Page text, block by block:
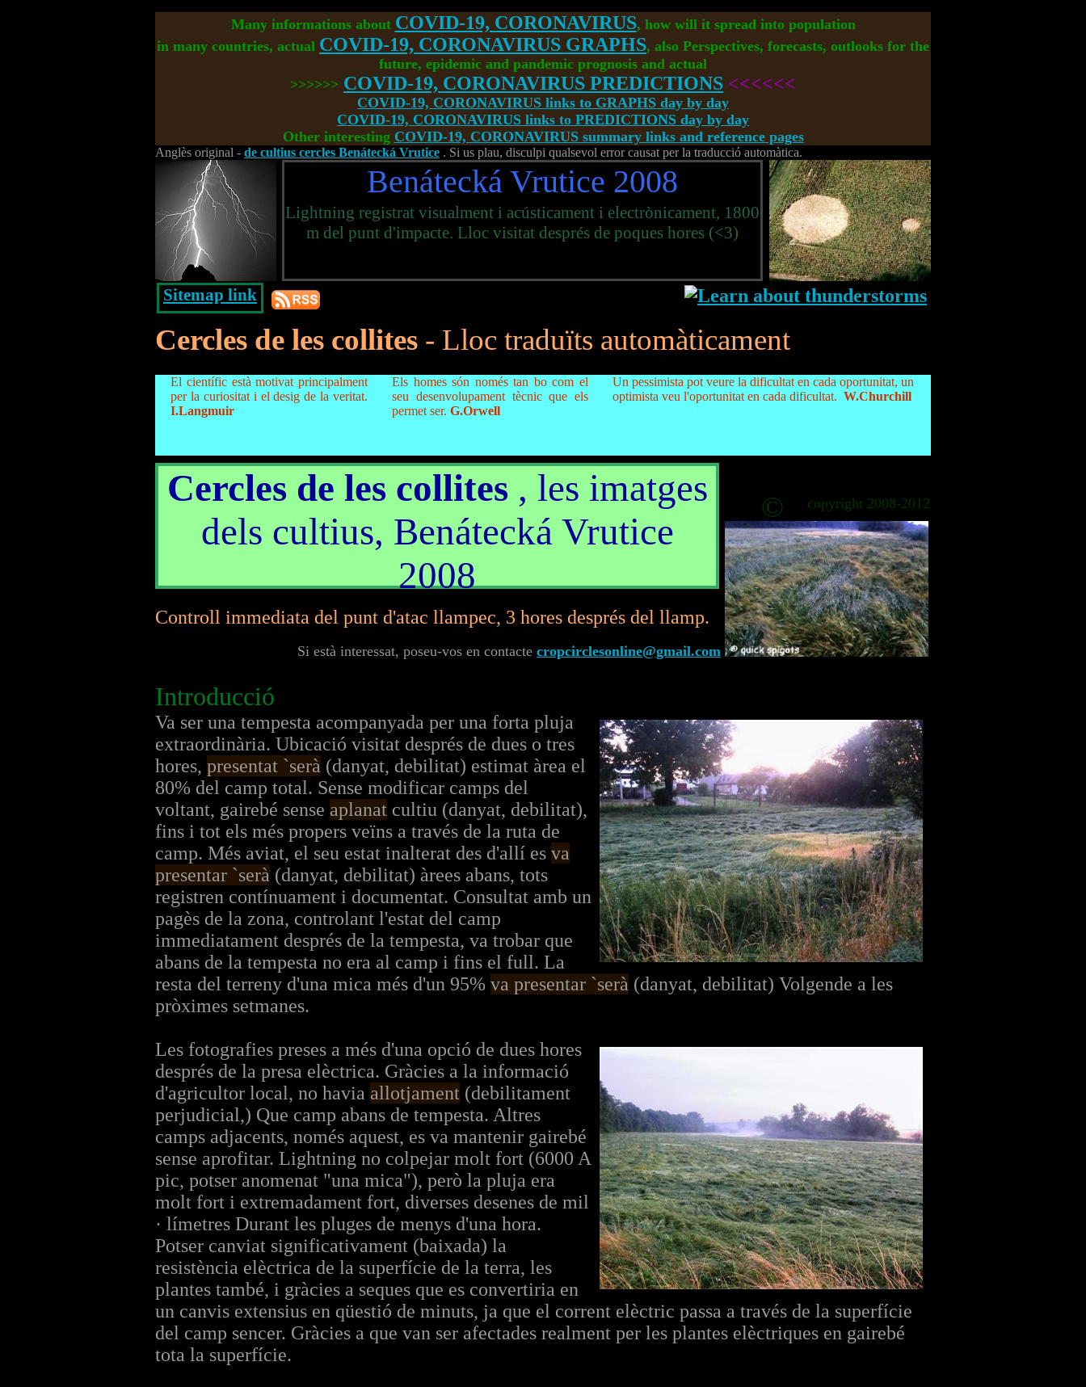
Many informations about COVID-19, CORONAVIRUS, how will it spread into population
in many countries, actual COVID-19, CORONAVIRUS GRAPHS, also Perspectives, forecasts, outlooks for the
future, epidemic and pandemic prognosis and actual
>>>>>> COVID-19, CORONAVIRUS PREDICTIONS <<<<<<
COVID-19, CORONAVIRUS links to GRAPHS day by day
COVID-19, CORONAVIRUS links to PREDICTIONS day by day
Other interesting COVID-19, CORONAVIRUS summary links and reference pages
Anglès original - de cultius cercles Benátecká Vrutice . Si us plau, disculpi qualsevol error causat per la traducció automàtica.
Benátecká Vrutice 2008
Lightning registrat visualment i acústicament i electrònicament, 1800
m del punt d'impacte. Lloc visitat després de poques hores (<3)
Sitemap link
Cercles de les collites - Lloc traduïts automàticament
El científic està motivat principalment
per la curiositat i el desig de la veritat.
I.Langmuir
Els homes són només tan bo com el
seu desenvolupament tècnic que els
permet ser. G.Orwell
Un pessimista pot veure la dificultat en cada oportunitat, un
optimista veu l'oportunitat en cada dificultat. W.Churchill
Cercles de les collites, les imatges
dels cultius, Benátecká Vrutice
2008
© copyright 2008-2012
Controll immediata del punt d'atac llampec, 3 hores després del llamp.
Si està interessat, poseu-vos en contacte cropcirclesonline@gmail.com
Introducció
Va ser una tempesta acompanyada per una forta pluja
extraordinària. Ubicació visitat després de dues o tres
hores, presentat `serà (danyat, debilitat) estimat àrea el
80% del camp total. Sense modificar camps del
voltant, gairebé sense aplanat cultiu (danyat, debilitat),
fins i tot els més propers veïns a través de la ruta de
camp. Més aviat, el seu estat inalterat des d'allí es va
presentar `serà (danyat, debilitat) àrees abans, tots
registren contínuament i documentat. Consultat amb un
pagès de la zona, controlant l'estat del camp
immediatament després de la tempesta, va trobar que
abans de la tempesta no era al camp i fins el full. La
resta del terreny d'una mica més d'un 95% va presentar `serà (danyat, debilitat) Volgende a les
pròximes setmanes.
Les fotografies preses a més d'una opció de dues hores
després de la presa elèctrica. Gràcies a la informació
d'agricultor local, no havia allotjament (debilitament
perjudicial,) Que camp abans de tempesta. Altres
camps adjacents, només aquest, es va mantenir gairebé
sense aprofitar. Lightning no colpejar molt fort (6000 A
pic, potser anomenat "una mica"), però la pluja era
molt fort i extremadament fort, diverses desenes de mil
· límetres Durant les pluges de menys d'una hora.
Potser canviat significativament (baixada) la
resistència elèctrica de la superfície de la terra, les
plantes també, i gràcies a seques que es convertiria en
un canvis extensius en qüestió de minuts, ja que el corrent elèctric passa a través de la superfície
del camp sencer. Gràcies a que van ser afectades realment per les plantes elèctriques en gairebé
tota la superfície.